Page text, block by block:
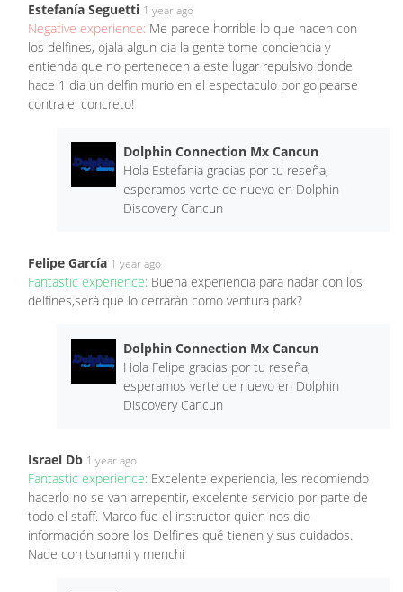
Estefanía Seguetti 1 year ago
Negative experience: Me parece horrible lo que hacen con
los delfines, ojala algun dia la gente tome conciencia y
entienda que no pertenecen a este lugar repulsivo donde
hace 1 dia un delfin murio en el espectaculo por golpearse
contra el concreto!
Dolphin Connection Mx Cancun
Hola Estefania gracias por tu reseña,
esperamos verte de nuevo en Dolphin
Discovery Cancun
Felipe García 1 year ago
Fantastic experience: Buena experiencia para nadar con los
delfines,será que lo cerrarán como ventura park?
Dolphin Connection Mx Cancun
Hola Felipe gracias por tu reseña,
esperamos verte de nuevo en Dolphin
Discovery Cancun
Israel Db 1 year ago
Fantastic experience: Excelente experiencia, les recomiendo
hacerlo no se van arrepentir, excelente servicio por parte de
todo el staff. Marco fue el instructor quien nos dio
información sobre los Delfines qué tienen y sus cuidados.
Nade con tsunami y menchi